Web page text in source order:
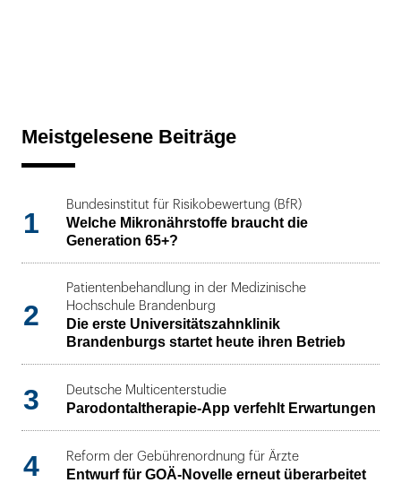
Meistgelesene Beiträge
1
Bundesinstitut für Risikobewertung (BfR)
Welche Mikronährstoffe braucht die
Generation 65+?
2
Patientenbehandlung in der Medizinische
Hochschule Brandenburg
Die erste Universitätszahnklinik
Brandenburgs startet heute ihren Betrieb
3 Deutsche Multicenterstudie
Parodontaltherapie-App verfehlt Erwartungen
4 Reform der Gebührenordnung für Ärzte
Entwurf für GOÄ-Novelle erneut überarbeitet